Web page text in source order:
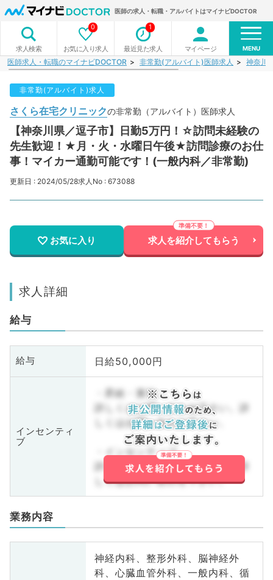
医師の求人・転職・アルバイトはマイナビDOCTOR
求人検索 お気に入り求人
0
最近見た求人
1
マイページ MENU
医師求人・転職のマイナビDOCTOR 非常勤(アルバイト)医師求人 神奈川
非常勤(アルバイト)求人
さくら在宅クリニックの非常勤（アルバイト）医師求人
【神奈川県／逗子市】日勤5万円！☆訪問未経験の
先生歓迎！★月・火・水曜日午後★訪問診療のお仕
事！マイカー通勤可能です！(一般内科／非常勤)
更新日 : 2024/05/28求人No : 673088
お気に入り 求人を紹介してもらう
求人詳細
給与
給与 日給50,000円
インセンティ
ブ
・昇給・賞与
詳しくはお問い合わせ下さい。詳
しくはお問い合わせ下さい。
・インセンティブ
詳しくはお問い合わせ下さい。詳
しくはお問い合わせ下さい。
業務内容
神経内科、整形外科、脳神経外
科、心臓血管外科、一般内科、循